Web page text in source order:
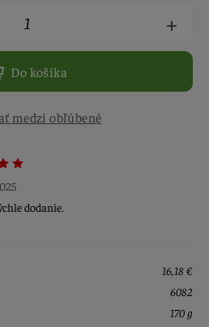
+
Do košíka
medzi obľúbené
dodanie.
16,18 €
6082
170 g